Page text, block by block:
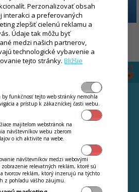
by
CENNÍK
Prenájom pokladní
Dotovaný nákup
pokladní
Chcem iba software
Terminál zdarma
Novinky a zmeny
Čo je iKelp POS Mobile
Perzonalizovať obsah
interakci a preferovaných
zlepšiť cielenú reklamu a
Údaje tak môžu byť
medzi našich partnerov,
technologické vybavenie a
tejto stránky.Bližšie
by funkčnosť tejto web stránky nemohla
a prístup k zákazníckej časti webu.
majiteľom webstránok na
návštevníkov webu zberom
o ich aktivite na webe.
návštevníkov medzi webovými
relevatných reklám, ktoré sú
tvorcov reklám, ktorý inzerujú na týchto
z pohľadu vášho záujmu.